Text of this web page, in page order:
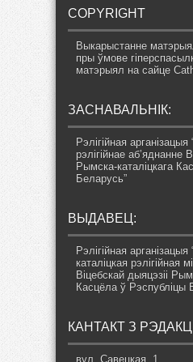
COPYRIGHT
Выкарыстанне
пры ўмове
матэрыял на сайце
ЗАСНАВАЛЬНІК:
Рэлігійная
рэлігійнае аб’яднанне
Рымска-каталіцкага
Беларусь”
ВЫДАВЕЦ:
Рэлігійная
каталіцкая рэлігійная
Віцебскай дыяцэзіі
Касцёла ў Рэспубліцы
КАНТАКТ З
вул. Савецкая, 1